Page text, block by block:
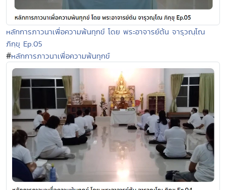
หลักการภาวนาเพื่อความพ้นทุกข์ โดย พระอาจารย์ต้น จารุวณฺโณ
ภิกฺขุ Ep.05
#หลักการภาวนาเพื่อความพ้นทุกข์